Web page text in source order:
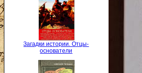
Загадки истории. Отцы-
основатели